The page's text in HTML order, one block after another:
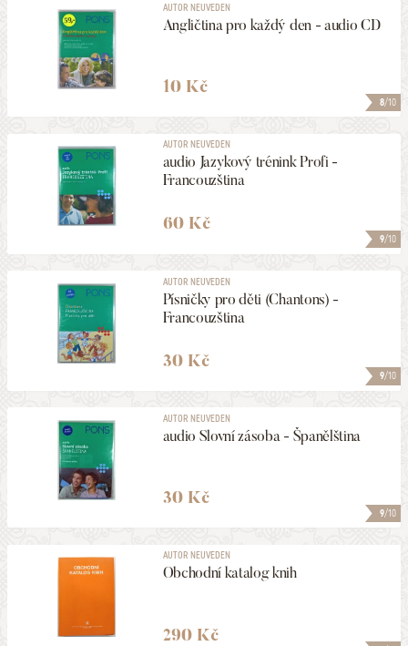
8/10
AUTOR NEUVEDEN
Angličtina pro každý den - audio CD
10 Kč
9/10
AUTOR NEUVEDEN
audio Jazykový trénink Profi -
Francouzština
60 Kč
9/10
AUTOR NEUVEDEN
Písničky pro děti (Chantons) -
Francouzština
30 Kč
9/10
AUTOR NEUVEDEN
audio Slovní zásoba - Španělština
30 Kč
AUTOR NEUVEDEN
Obchodní katalog knih
290 Kč